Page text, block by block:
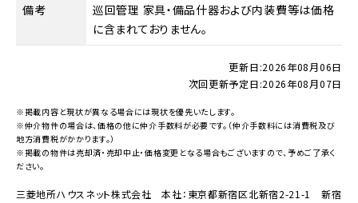
備考
巡回管理 家具・備品什器および内装費等は価格
に含まれておりません。
更新日:2026年08月06日
次回更新予定日:2026年08月07日
※掲載内容と現状が異なる場合には現状を優先いたします。
※仲介物件の場合は、価格の他に仲介手数料が必要です。（仲介手数料には消費税及び
地方消費税がかかります。）
※掲載の物件は売却済・売却中止・価格変更となる場合もございますので、予めご了承く
ださい。
三菱地所ハウスネット株式会社 本社：東京都新宿区北新宿2-21-1 新宿